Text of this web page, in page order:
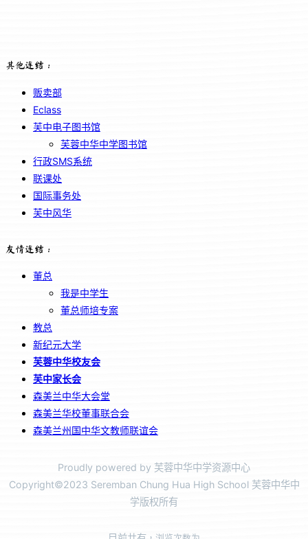
其他连结：
贩卖部
Eclass
芙中电子图书馆
芙蓉中华中学图书馆
行政SMS系统
联课处
国际事务处
芙中风华
友情连结：
董总
我是中学生
董总师培专案
教总
新纪元大学
芙蓉中华校友会
芙中家长会
森美兰中华大会堂
森美兰华校董事联合会
森美兰州国中华文教师联谊会
Proudly powered by 芙蓉中华中学资源中心
Copyright©2023 Seremban Chung Hua High School 芙蓉中华中
学版权所有